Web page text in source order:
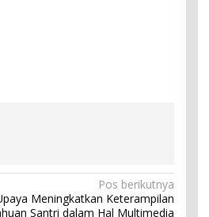
Pos berikutnya
Meningkatkan Keterampilan
Santri dalam Hal Multimedia